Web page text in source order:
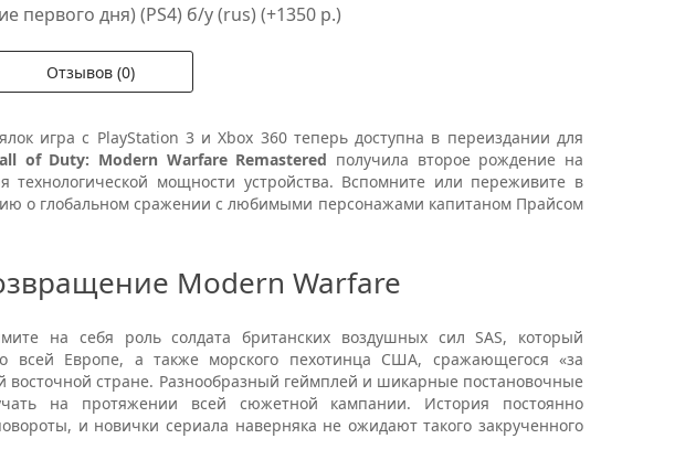
первого дня) (PS4) б/у (rus) (+1350 р.)
Отзывов (0)
игра с PlayStation 3 и Xbox 360 теперь доступна в переиздании для
of Duty: Modern Warfare Remastered получила второе рождение на
технологической мощности устройства. Вспомните или переживите в
о глобальном сражении с любимыми персонажами капитаном Прайсом
Modern Warfare
на себя роль солдата британских воздушных сил SAS, который
всей Европе, а также морского пехотинца США, сражающегося «за
стране. Разнообразный геймплей и шикарные постановочные
на протяжении всей сюжетной кампании. История постоянно
и новички сериала наверняка не ожидают такого закрученного